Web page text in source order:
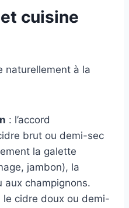
cuisine
naturellement à la
: l’accord
brut ou demi-sec
la galette
jambon), la
aux champignons.
le cidre doux ou demi-